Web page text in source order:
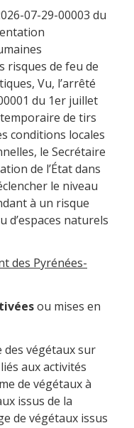
07-29-00003 du
risques de feu de
Vu, l’arrêté
du 1er juillet
de tirs
conditions locales
le Secrétaire
de l’État dans
le niveau
à un risque
d’espaces naturels
des Pyrénées-
ou mises en
des végétaux sur
aux activités
de végétaux à
issus de la
de végétaux issus